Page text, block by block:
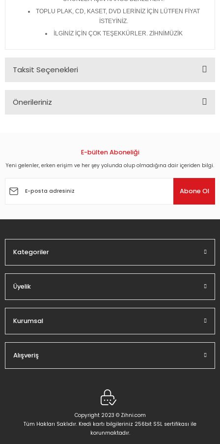
TOPLU PLAK, CD, KASET, DVD LERİNİZ İÇİN LÜTFEN FİYAT
İSTEYİNİZ.
İLGİNİZ İÇİN ÇOK TEŞEKKÜRLER. ZİHNİMÜZİK
Taksit Seçenekleri
Önerileriniz
Görüş ve önerileriniz için teşekkür ederiz.
Ürün açıklamasında eksik bilgiler bulunuyor.
Ürün fiyatı diğer sitelerden daha pahalı.
E-bülten Aboneliği
Yeni gelenler, erken erişim ve her şey yolunda olup olmadığına dair içeriden bilgi.
Abone Ol
Kategoriler
Üyelik
Kurumsal
Alışveriş
Copyright 2023 © Zihni.com
Tüm Hakları Saklıdır. Kredi kartı bilgileriniz 256bit SSL sertifikası ile
korunmaktadır.